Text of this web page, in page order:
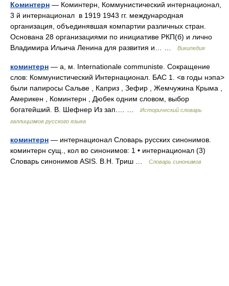
Коминтерн — Коминтерн, Коммунистический интернационал,
3 й интернационал в 1919 1943 гг. международная
организация, объединявшая компартии различных стран.
Основана 28 организациями по инициативе РКП(б) и лично
Владимира Ильича Ленина для развития и… …
Википедия
коминтерн — а, м. Internationale communiste. Сокращение
слов: Коммунистический Интернационал. БАС 1. <в годы нэпа>
были папиросы Сальве , Каприз , Зефир , Жемчужина Крыма ,
Америкен , Коминтерн , Дюбек одним словом, выбор
богатейший. В. Шефнер Из зап.… …
Исторический словарь
галлицизмов русского языка
коминтерн — интернационал Словарь русских синонимов.
коминтерн сущ., кол во синонимов: 1 • интернационал (3)
Словарь синонимов ASIS. В.Н. Триш …
Словарь синонимов